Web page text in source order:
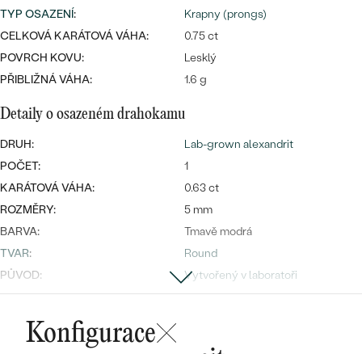
Bestsellery
TYP OSAZENÍ:
Krapny (prongs)
CELKOVÁ KARÁTOVÁ VÁHA:
0.75 ct
POVRCH KOVU:
Lesklý
PŘIBLIŽNÁ VÁHA:
1.6 g
Detaily o osazeném drahokamu
DRUH:
Lab-grown alexandrit
POČET:
1
KARÁTOVÁ VÁHA:
0.63 ct
ROZMĚRY:
5 mm
BARVA:
Tmavě modrá
TVAR:
Round
PŮVOD:
Vytvořený v laboratoři
DRUH:Konfigurace